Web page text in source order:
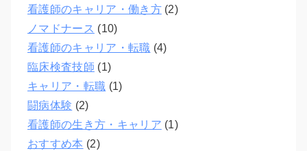
看護師のキャリア・働き方(2)
ノマドナース (10)
看護師のキャリア・転職 (4)
臨床検査技師 (1)
キャリア・転職 (1)
闘病体験 (2)
看護師の生き方・キャリア (1)
おすすめ本 (2)